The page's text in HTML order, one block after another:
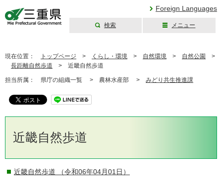
Foreign Languages
検索 メニュー
現在位置： トップページ > くらし・環境 > 自然環境 > 自然公園
>
長距離自然歩道 > 近畿自然歩道
担当所属： 県庁の組織一覧 > 農林水産部 > みどり共生推進課
近畿自然歩道
近畿自然歩道 （令和06年04月01日）